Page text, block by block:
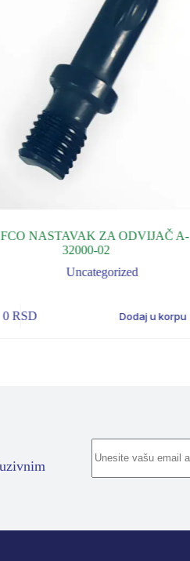
NASTAVAK ZA ODVIJAČ A-
32000-02
Uncategorized
0 RSD Dodaj u korpu